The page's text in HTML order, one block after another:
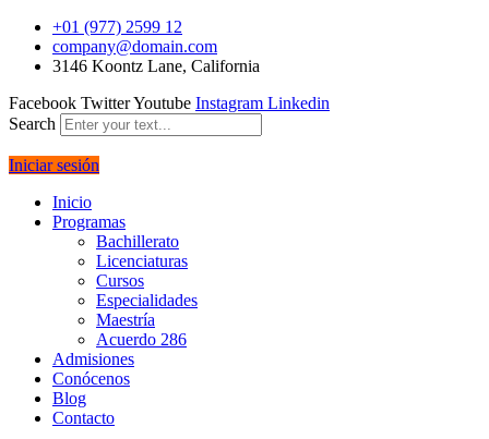
+01 (977) 2599 12
company@domain.com
3146 Koontz Lane, California
Facebook TwitterYoutube Instagram Linkedin
Search
Iniciar sesión
Inicio
Programas
Bachillerato
Licenciaturas
Cursos
Especialidades
Maestría
Acuerdo 286
Admisiones
Conócenos
Blog
Contacto